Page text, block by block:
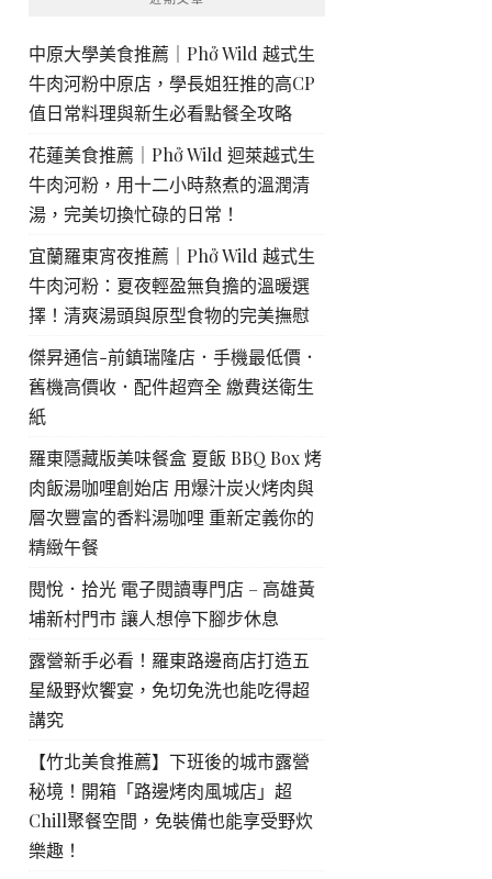
中原大學美食推薦｜Phở Wild 越式生
牛肉河粉中原店，學長姐狂推的高CP
值日常料理與新生必看點餐全攻略
花蓮美食推薦｜Phở Wild 迴萊越式生
牛肉河粉，用十二小時熬煮的溫潤清
湯，完美切換忙碌的日常！
宜蘭羅東宵夜推薦｜Phở Wild 越式生
牛肉河粉：夏夜輕盈無負擔的溫暖選
擇！清爽湯頭與原型食物的完美撫慰
傑昇通信-前鎮瑞隆店．手機最低價．
舊機高價收．配件超齊全 繳費送衛生
紙
羅東隱藏版美味餐盒 夏飯 BBQ Box 烤
肉飯湯咖哩創始店 用爆汁炭火烤肉與
層次豐富的香料湯咖哩 重新定義你的
精緻午餐
閱悅．拾光 電子閱讀專門店 – 高雄黃
埔新村門市 讓人想停下腳步休息
露營新手必看！羅東路邊商店打造五
星級野炊饗宴，免切免洗也能吃得超
講究
【竹北美食推薦】下班後的城市露營
秘境！開箱「路邊烤肉風城店」超
Chill聚餐空間，免裝備也能享受野炊
樂趣！